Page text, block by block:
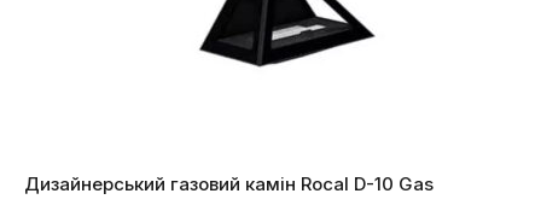
Дизайнерський газовий камін Rocal D-10 Gas